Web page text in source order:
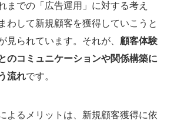
までの「広告運用」に対する考え
わして新規顧客を獲得していこうと
見られています。それが、 顧客体験
のコミュニケーションや関係構築に
流れです。
よるメリットは、新規顧客獲得に依